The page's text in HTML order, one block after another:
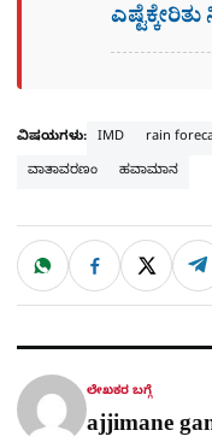
ವಿಷಯಗಳು: IMD rain
ವಾತಾವರಣಂ
ಹವಾಮಾನ
ಹಂಚಿಕೊಳ್ಳಿ
W
a
t
p
F
c
e
o
X T
l
e
a
ಲೇಖಕರ ಬಗ್ಗೆ
ajjimane